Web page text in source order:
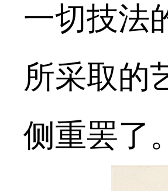
一切技法
所采取的
侧重罢了。